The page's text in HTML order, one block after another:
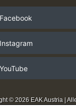
© 2026 EAK Austria |